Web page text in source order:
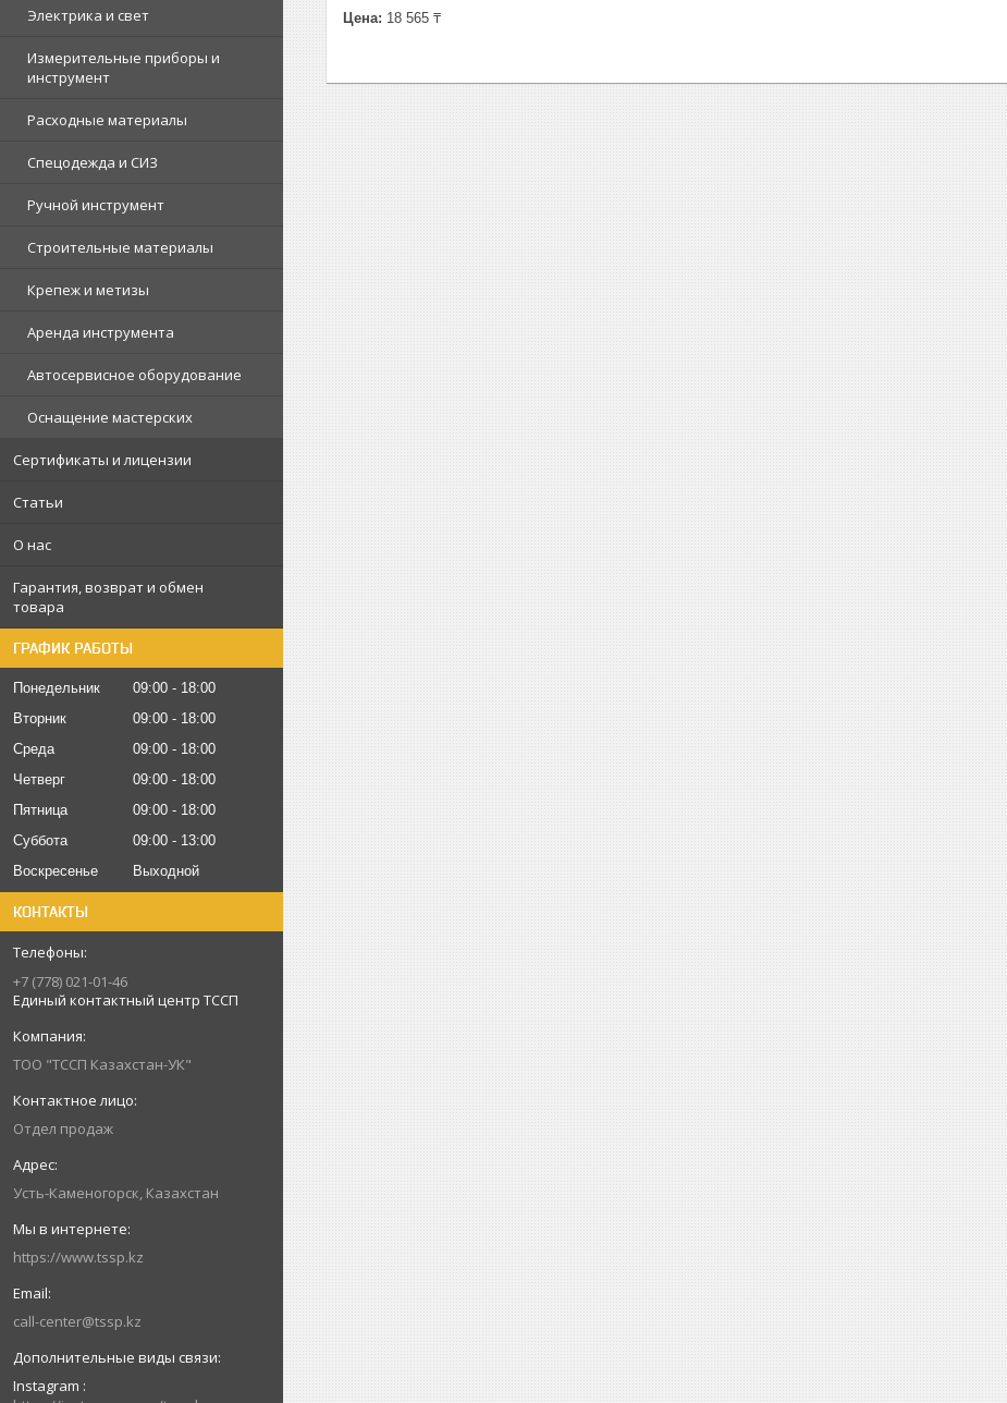
Электрика и свет
Измерительные приборы и
инструмент
Расходные материалы
Спецодежда и СИЗ
Ручной инструмент
Строительные материалы
Крепеж и метизы
Аренда инструмента
Автосервисное оборудование
Оснащение мастерских
Сертификаты и лицензии
Статьи
О нас
Гарантия, возврат и обмен
товара
ГРАФИК РАБОТЫ
Понедельник 09:00
18:00
Вторник
09:00
18:00
Среда
09:00
18:00
Четверг
09:00
18:00
Пятница
09:00
18:00
Суббота
09:00
13:00
Воскресенье
Выходной
КОНТАКТЫ
+7 (778) 021-01-46
Единый контактный центр ТССП
ТОО "ТССП Казахстан-УК"
Отдел продаж
Усть-Каменогорск, Казахстан
https://www.tssp.kz
call-center@tssp.kz
Instagram
Цена: 18 565 ₸